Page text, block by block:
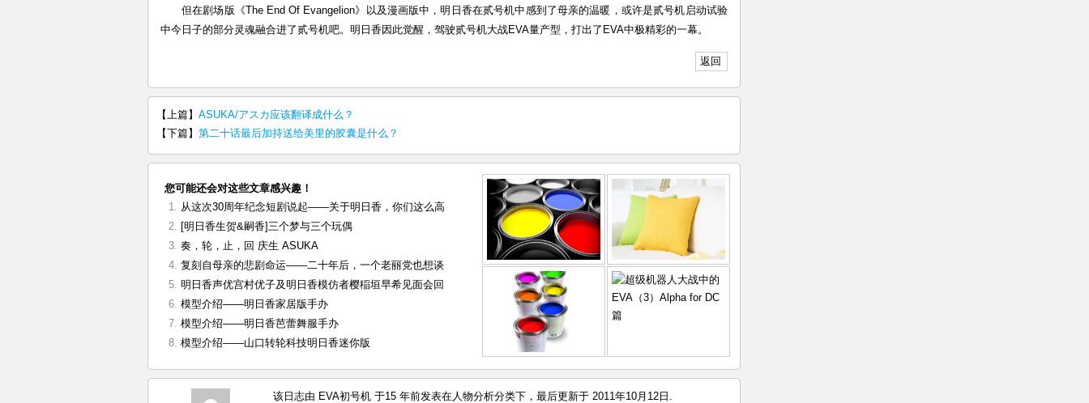
但在剧场版《The End Of Evangelion》以及漫画版中，明日香在贰号机中感到了母亲的温暖，或许是贰号机启动试验
中今日子的部分灵魂融合进了贰号机吧。明日香因此觉醒，驾驶贰号机大战EVA量产型，打出了EVA中极精彩的一幕。
返回
【上篇】 ASUKA/アスカ应该翻译成什么？
【下篇】 第二十话最后加持送给美里的胶囊是什么？
您可能还会对这些文章感兴趣！
从这次30周年纪念短剧说起——关于明日香，你们这么高
[明日香生贺&嗣香]三个梦与三个玩偶
奏，轮，止，回 庆生 ASUKA
复刻自母亲的悲剧命运——二十年后，一个老丽党也想谈
明日香声优宫村优子及明日香模仿者樱稲垣早希见面会回
模型介绍——明日香家居版手办
模型介绍——明日香芭蕾舞服手办
模型介绍——山口转轮科技明日香迷你版
该日志由 EVA初号机 于15 年前发表在人物分析分类下，最后更新于 2011年10月12日.